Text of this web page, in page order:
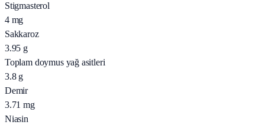
Stigmasterol
4 mg
Sakkaroz
3.95 g
Toplam doymus yağ asitleri
3.8 g
Demir
3.71 mg
Niasin